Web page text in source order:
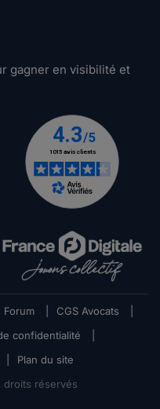
gagner en visibilité et
Forum CGS Avocats
confidentialité
Plan du site
droits réservés